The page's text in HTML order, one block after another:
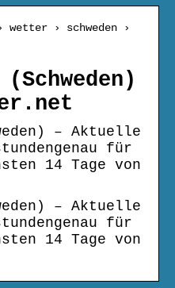
› schweden ›
– Aktuelle
für
14 Tage von
– Aktuelle
für
14 Tage von